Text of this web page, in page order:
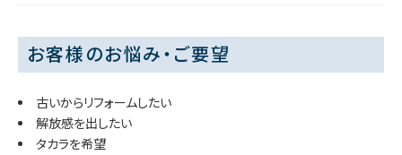
お客様のお悩み・ご要望
古いからリフォームしたい
解放感を出したい
タカラを希望